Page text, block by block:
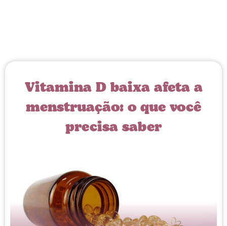
Vitamina D baixa afeta a
menstruação: o que você
precisa saber